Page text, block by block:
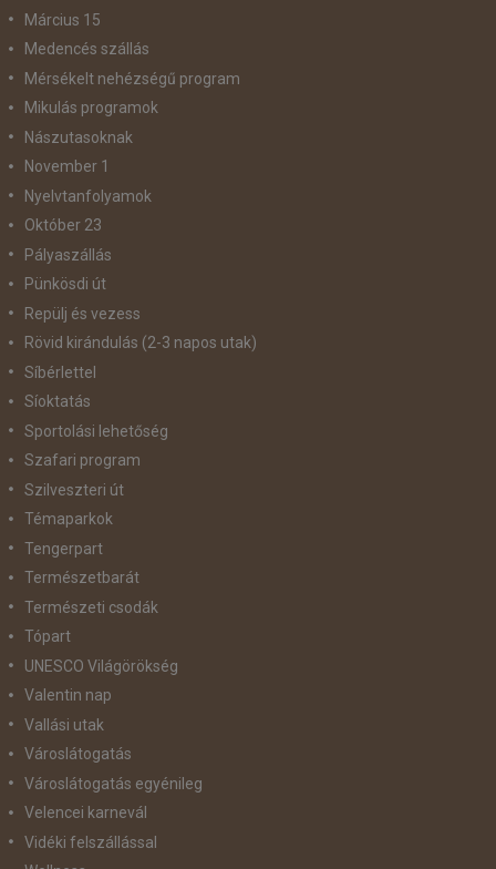
Március 15
Medencés szállás
Mérsékelt nehézségű program
Mikulás programok
Nászutasoknak
November 1
Nyelvtanfolyamok
Október 23
Pályaszállás
Pünkösdi út
Repülj és vezess
Rövid kirándulás (2-3 napos utak)
Síbérlettel
Síoktatás
Sportolási lehetőség
Szafari program
Szilveszteri út
Témaparkok
Tengerpart
Természetbarát
Természeti csodák
Tópart
UNESCO Világörökség
Valentin nap
Vallási utak
Városlátogatás
Városlátogatás egyénileg
Velencei karnevál
Vidéki felszállással